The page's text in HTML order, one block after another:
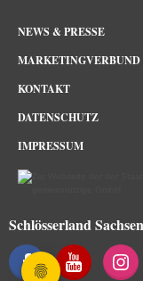
NEWS & PRESSE
MARKETINGVERBUND
KONTAKT
DATENSCHUTZ
IMPRESSUM
Schlösserland